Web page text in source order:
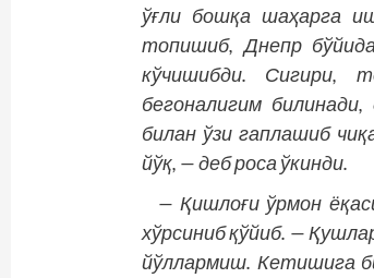
ўғли бошқа шаҳарга
топишиб, Днепр
кўчишибди. Сигири,
бегоналигим
билан ўзи гаплашиб
йўқ, — деб роса ўкинди.
— Қишлоғи ўрмон
хўрсиниб қўйиб. —
йўллармиш. Кетишига